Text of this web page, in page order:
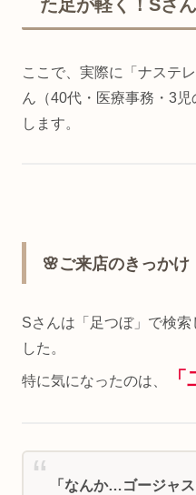
た足が軽く！Sさ
ここで、実際に「ナステ
ん（40代・医療事務・3
します。
🌸ご来店のきっかけ
Sさんは「足つぼ」で検
した。
特に気になったのは、
「なんか…ゴージャ